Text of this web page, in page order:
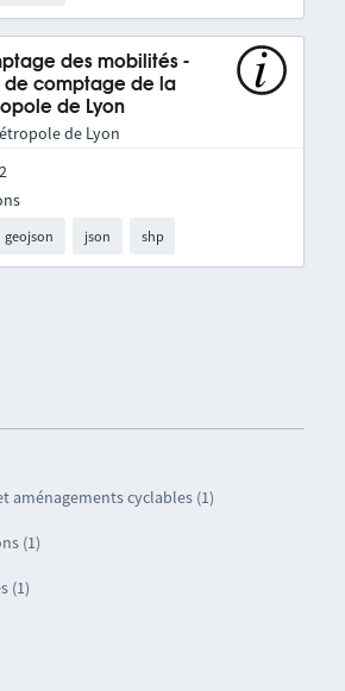
aménagements cyclables (1)
(1)
(1)
des mobilités -
de comptage de la
de Lyon
de Lyon
geojson json shp